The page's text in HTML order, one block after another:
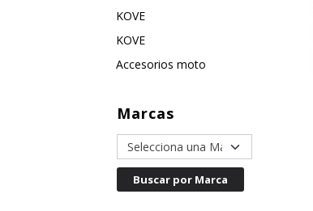
KOVE
KOVE
Accesorios moto
Marcas